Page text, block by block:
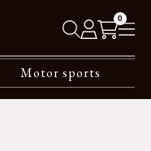
0
Motor sports